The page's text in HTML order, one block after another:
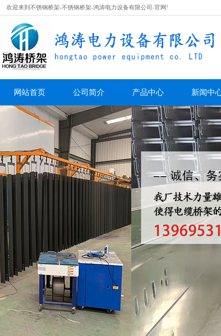
欢迎来到不锈钢桥架-不锈钢桥架-鸿涛电力设备有限公司-官网!
网站首页 公司简介 产品中心 新闻中